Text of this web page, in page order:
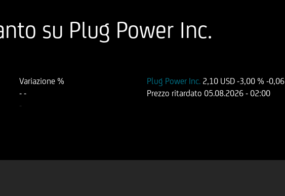
su Plug Power Inc.
Variazione %
--
-
Plug Power Inc. 2,10 USD -3,00 %-0,06
Prezzo ritardato 05.08.2026 - 02:00